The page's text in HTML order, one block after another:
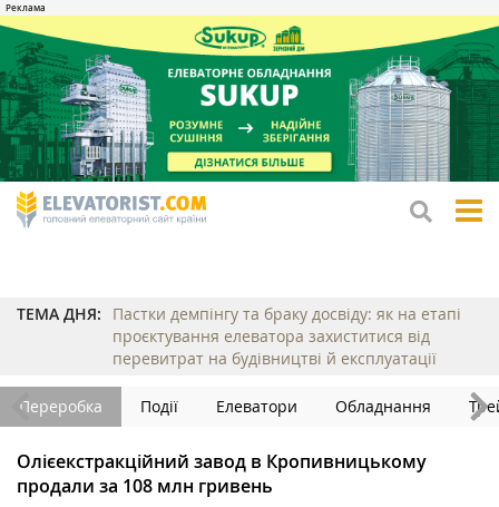
ТЕМА ДНЯ:
Пастки демпінгу та браку досвіду: як на етапі
проєктування елеватора захиститися від
перевитрат на будівництві й експлуатації
Переробка Події Елеватори Обладнання
Олієекстракційний завод в Кропивницькому
продали за 108 млн гривень